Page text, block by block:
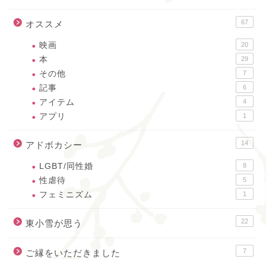
オススメ 67
映画 20
本 29
その他 7
記事 6
アイテム 4
アプリ 1
アドボカシー 14
LGBT/同性婚 8
性虐待 5
フェミニズム 1
東小雪が思う 22
ご縁をいただきました 7